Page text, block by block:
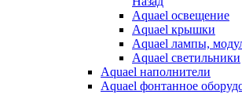
Aquael освещение
Aquael крышки
Aquael лампы,
Aquael светильники
Aquael наполнители
Aquael фонтанное